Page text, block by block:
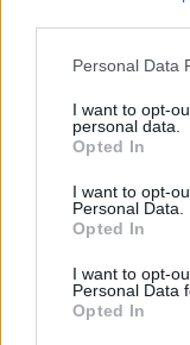
Personal Data
I want to opt-
personal data.
Opted In
I want to opt-
Personal Data.
Opted In
I want to opt-
Personal Data
Opted In
óriási
megbízhatóságával
megújult BÁV
műkereskedelem
és árverési központtá
műkereskedelmi
eladni, vagy venni